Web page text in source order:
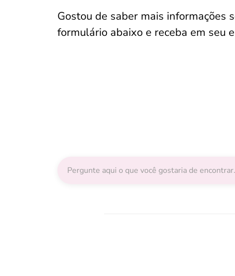
Gostou de saber mais informações
formulário abaixo e receba em seu